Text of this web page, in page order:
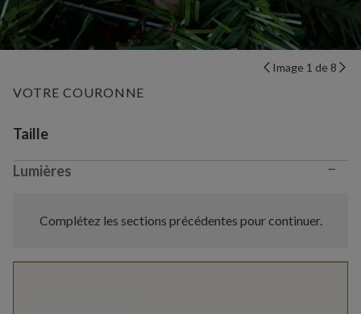
Image 1 de 8
VOTRE COURONNE
Variant selection
Taille
Lumières −
Complétez les sections précédentes pour continuer.